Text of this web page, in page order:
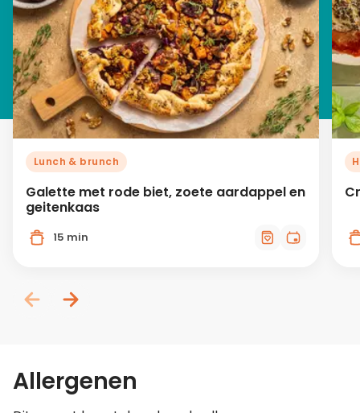
Lunch & brunch
Galette met rode biet, zoete aardappel en
geitenkaas
15 min
Allergenen